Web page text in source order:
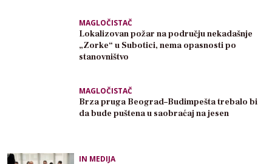
MAGLOČISTAČ
Lokalizovan požar na području nekadašnje
„Zorke“ u Subotici, nema opasnosti po
stanovništvo
MAGLOČISTAČ
Brza pruga Beograd–Budimpešta trebalo bi
da bude puštena u saobraćaj na jesen
IN MEDIJA